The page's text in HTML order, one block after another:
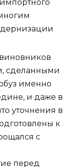
сделанными
именно
и даже в
уточнения в
к
с
перед